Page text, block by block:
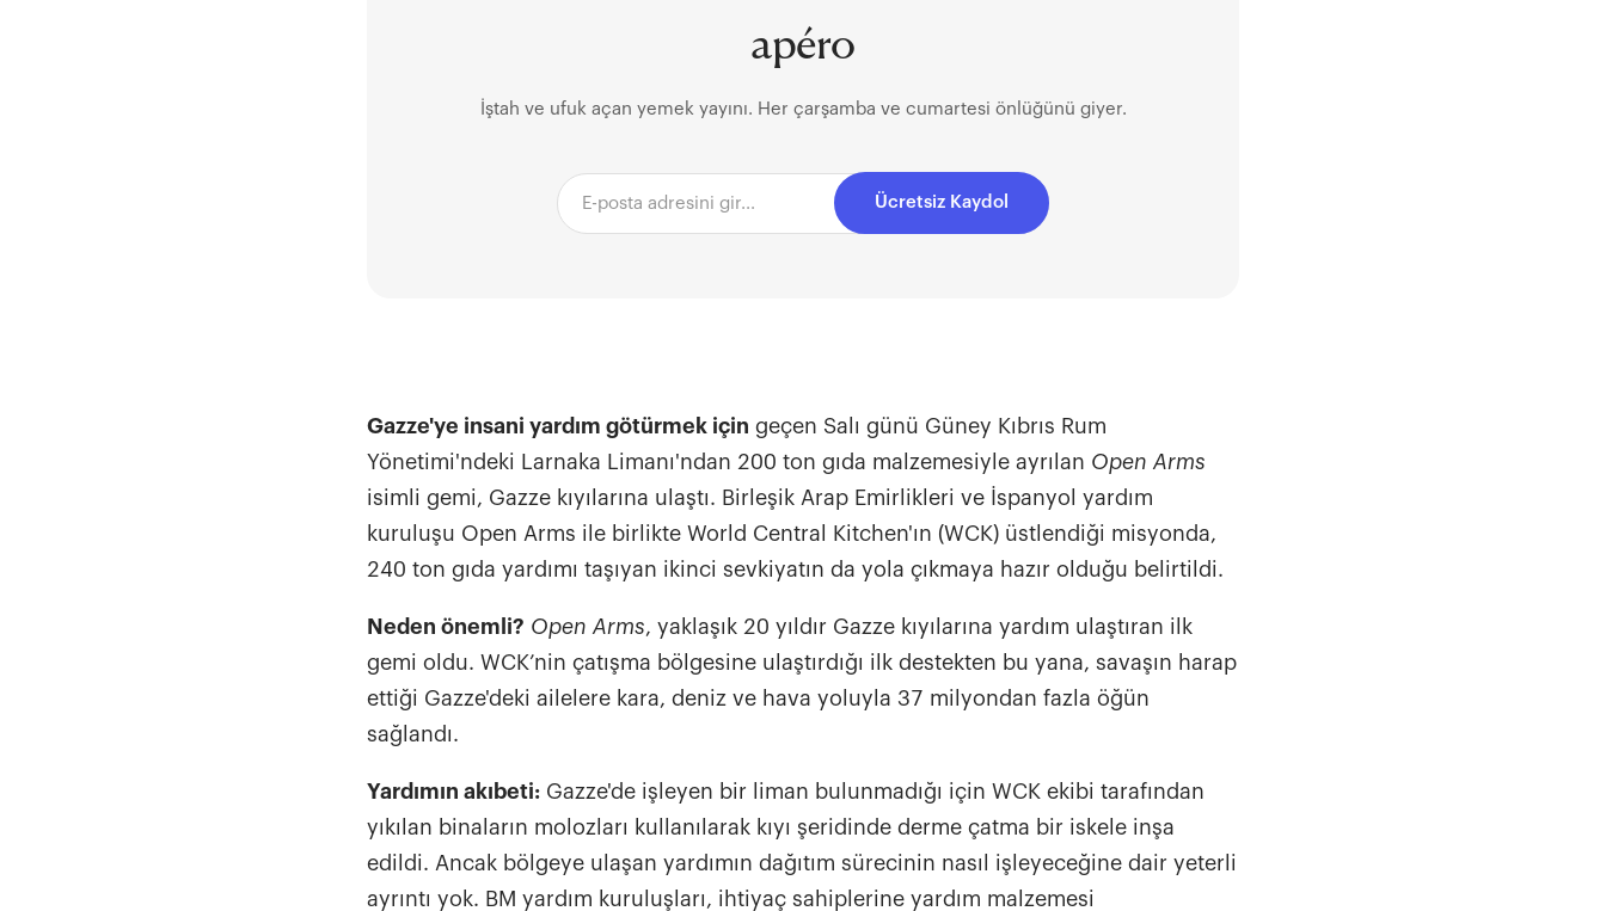
apéro
İştah ve ufuk açan yemek yayını. Her çarşamba ve cumartesi önlüğünü giyer.
Ücretsiz Kaydol
Gazze'ye insani yardım götürmek için geçen Salı günü Güney Kıbrıs Rum
Yönetimi'ndeki Larnaka Limanı'ndan 200 ton gıda malzemesiyle ayrılan Open Arms
isimli gemi, Gazze kıyılarına ulaştı. Birleşik Arap Emirlikleri ve İspanyol yardım
kuruluşu Open Arms ile birlikte World Central Kitchen'ın (WCK) üstlendiği misyonda,
240 ton gıda yardımı taşıyan ikinci sevkiyatın da yola çıkmaya hazır olduğu belirtildi.
Neden önemli? Open Arms, yaklaşık 20 yıldır Gazze kıyılarına yardım ulaştıran ilk
gemi oldu. WCK’nin çatışma bölgesine ulaştırdığı ilk destekten bu yana, savaşın harap
ettiği Gazze'deki ailelere kara, deniz ve hava yoluyla 37 milyondan fazla öğün
sağlandı.
Yardımın akıbeti: Gazze'de işleyen bir liman bulunmadığı için WCK ekibi tarafından
yıkılan binaların molozları kullanılarak kıyı şeridinde derme çatma bir iskele inşa
edildi. Ancak bölgeye ulaşan yardımın dağıtım sürecinin nasıl işleyeceğine dair yeterli
ayrıntı yok. BM yardım kuruluşları, ihtiyaç sahiplerine yardım malzemesi